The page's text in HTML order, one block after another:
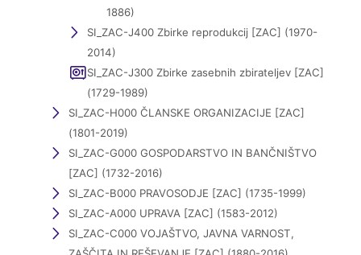
1886)
SI_ZAC-J400 Zbirke reprodukcij [ZAC] (1970-
2014)
SI_ZAC-J300 Zbirke zasebnih zbirateljev [ZAC]
(1729-1989)
SI_ZAC-H000 ČLANSKE ORGANIZACIJE [ZAC]
(1801-2019)
SI_ZAC-G000 GOSPODARSTVO IN BANČNIŠTVO
[ZAC] (1732-2016)
SI_ZAC-B000 PRAVOSODJE [ZAC] (1735-1999)
SI_ZAC-A000 UPRAVA [ZAC] (1583-2012)
SI_ZAC-C000 VOJAŠTVO, JAVNA VARNOST,